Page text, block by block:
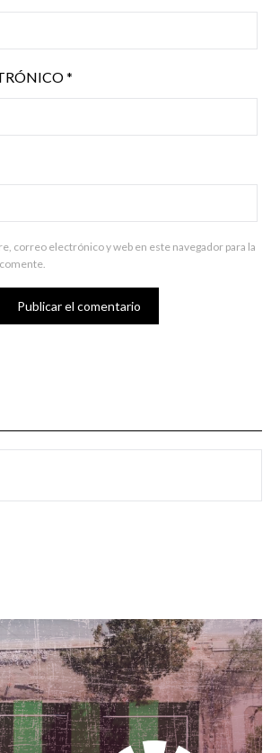
*
correo electrónico y web en este navegador para la